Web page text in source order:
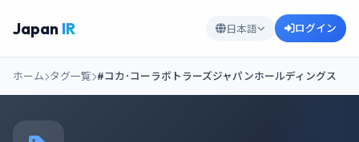
Japan IR 日本語 ログイン
ホーム タグ一覧 #コカ･コーラボトラーズジャパンホールディングス